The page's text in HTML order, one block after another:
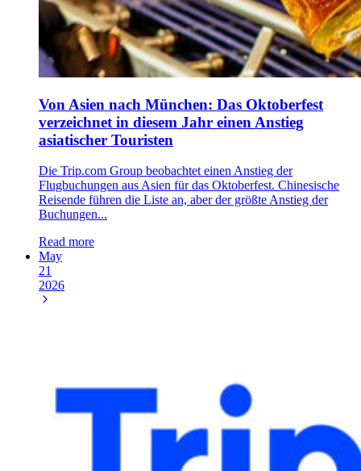
Von Asien nach München: Das Oktoberfest
verzeichnet in diesem Jahr einen Anstieg
asiatischer Touristen
Die Trip.com Group beobachtet einen Anstieg der
Flugbuchungen aus Asien für das Oktoberfest. Chinesische
Reisende führen die Liste an, aber der größte Anstieg der
Buchungen...
Read more
May
21
2026